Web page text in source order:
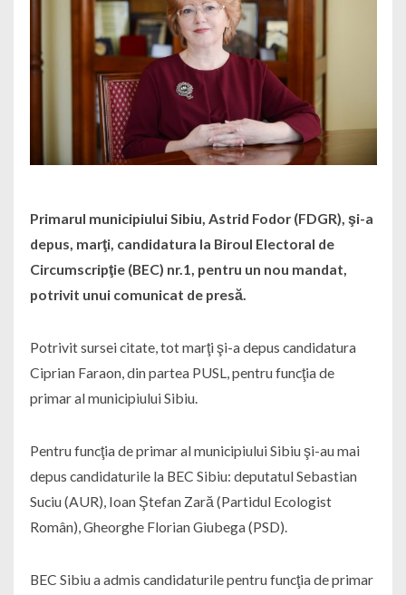
Primarul municipiului Sibiu, Astrid Fodor (FDGR), şi-a
depus, marţi, candidatura la Biroul Electoral de
Circumscripţie (BEC) nr.1, pentru un nou mandat,
potrivit unui comunicat de presă.
Potrivit sursei citate, tot marţi şi-a depus candidatura
Ciprian Faraon, din partea PUSL, pentru funcţia de
primar al municipiului Sibiu.
Pentru funcţia de primar al municipiului Sibiu şi-au mai
depus candidaturile la BEC Sibiu: deputatul Sebastian
Suciu (AUR), Ioan Ştefan Zară (Partidul Ecologist
Român), Gheorghe Florian Giubega (PSD).
BEC Sibiu a admis candidaturile pentru funcţia de primar